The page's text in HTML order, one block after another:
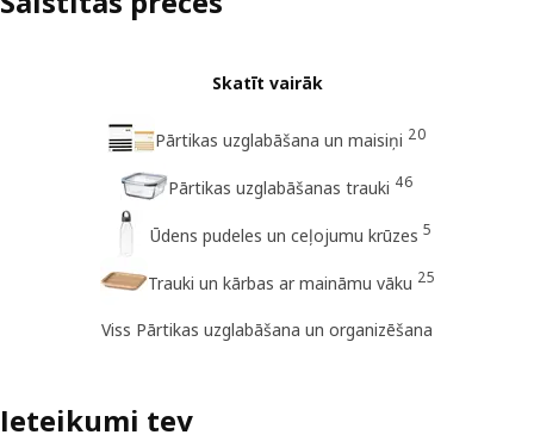
Skatīt vairāk
Pārtikas uzglabāšana un maisiņi 20
Pārtikas uzglabāšanas trauki 46
Ūdens pudeles un ceļojumu krūzes 5
Trauki un kārbas ar maināmu vāku 25
Viss Pārtikas uzglabāšana un organizēšana
Ieteikumi tev